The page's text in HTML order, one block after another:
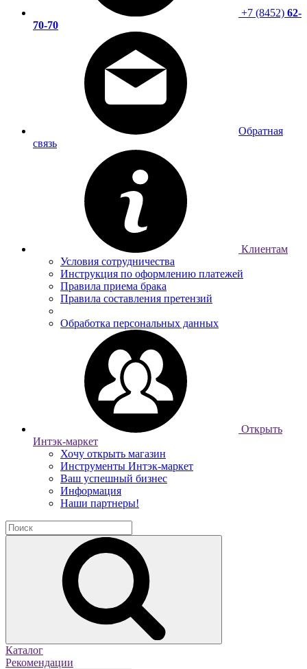
+7 (8452) 62-
70-70
Обратная
связь
Клиентам
Условия сотрудничества
Инструкция по оформлению платежей
Правила приема брака
Правила составления претензий
Обработка персональных данных
Открыть
Интэк-маркет
Хочу открыть магазин
Инструменты Интэк-маркет
Ваш успешный бизнес
Информация
Наши партнеры!
Каталог
Рекомендации